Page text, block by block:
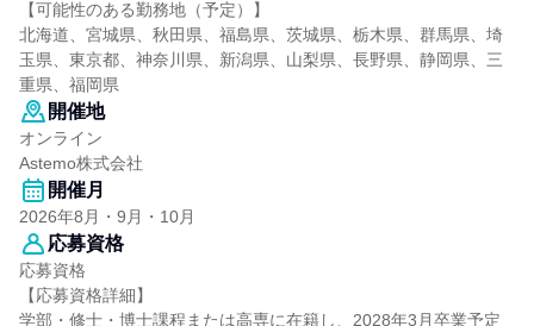
【可能性のある勤務地（予定）】
北海道、宮城県、秋田県、福島県、茨城県、栃木県、群馬県、埼
玉県、東京都、神奈川県、新潟県、山梨県、長野県、静岡県、三
重県、福岡県
開催地
オンライン
Astemo株式会社
開催月
2026年8月・9月・10月
応募資格
応募資格
【応募資格詳細】
学部・修士・博士課程または高専に在籍し、2028年3月卒業予定